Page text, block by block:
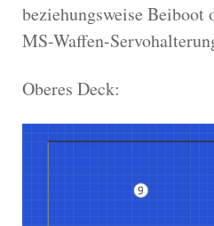
beziehungsweise
MS-Waffen-
Oberes Deck: